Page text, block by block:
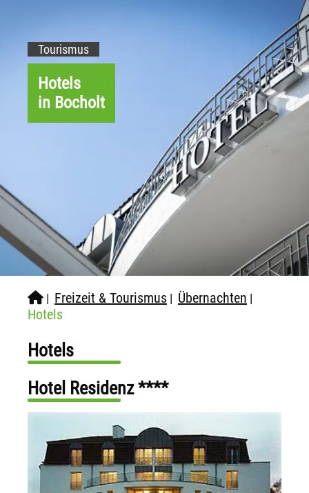
Tourismus
Hotels
in Bocholt
| Freizeit & Tourismus | Übernachten |
Hotels
Hotels
Hotel Residenz ****